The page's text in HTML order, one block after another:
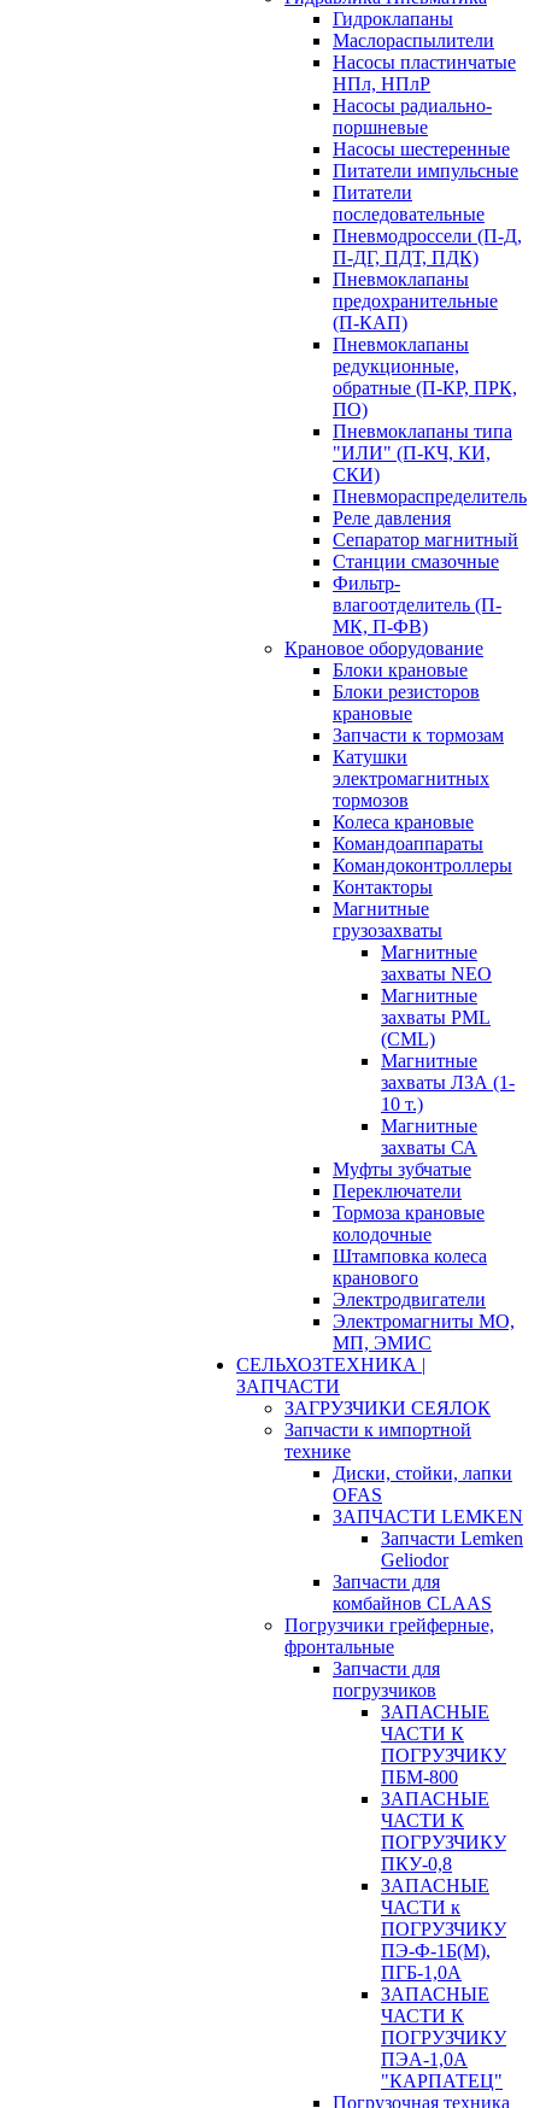
Гидроклапаны
Маслораспылители
Насосы пластинчатые
НПл, НПлР
Насосы радиально-
поршневые
Насосы шестеренные
Питатели импульсные
Питатели
последовательные
Пневмодроссели (П-Д,
П-ДГ, ПДТ, ПДК)
Пневмоклапаны
предохранительные
(П-КАП)
Пневмоклапаны
редукционные,
обратные (П-КР, ПРК,
ПО)
Пневмоклапаны типа
"ИЛИ" (П-КЧ, КИ,
СКИ)
Пневмораспределитель
Реле давления
Сепаратор магнитный
Станции смазочные
Фильтр-
влагоотделитель (П-
МК, П-ФВ)
Крановое оборудование
Блоки крановые
Блоки резисторов
крановые
Запчасти к тормозам
Катушки
электромагнитных
тормозов
Колеса крановые
Командоаппараты
Командоконтроллеры
Контакторы
Магнитные
грузозахваты
Магнитные
захваты NEO
Магнитные
захваты PML
(CML)
Магнитные
захваты ЛЗА (1-
10 т.)
Магнитные
захваты СА
Муфты зубчатые
Переключатели
Тормоза крановые
колодочные
Штамповка колеса
кранового
Электродвигатели
Электромагниты МО,
МП, ЭМИС
СЕЛЬХОЗТЕХНИКА |
ЗАПЧАСТИ
ЗАГРУЗЧИКИ СЕЯЛОК
Запчасти к импортной
технике
Диски, стойки, лапки
OFAS
ЗАПЧАСТИ LEMKEN
Запчасти Lemken
Geliodor
Запчасти для
комбайнов CLAAS
Погрузчики грейферные,
фронтальные
Запчасти для
погрузчиков
ЗАПАСНЫЕ
ЧАСТИ К
ПОГРУЗЧИКУ
ПБМ-800
ЗАПАСНЫЕ
ЧАСТИ К
ПОГРУЗЧИКУ
ПКУ-0,8
ЗАПАСНЫЕ
ЧАСТИ к
ПОГРУЗЧИКУ
ПЭ-Ф-1Б(М),
ПГБ-1,0А
ЗАПАСНЫЕ
ЧАСТИ К
ПОГРУЗЧИКУ
ПЭА-1,0А
"КАРПАТЕЦ"
Погрузочная техника